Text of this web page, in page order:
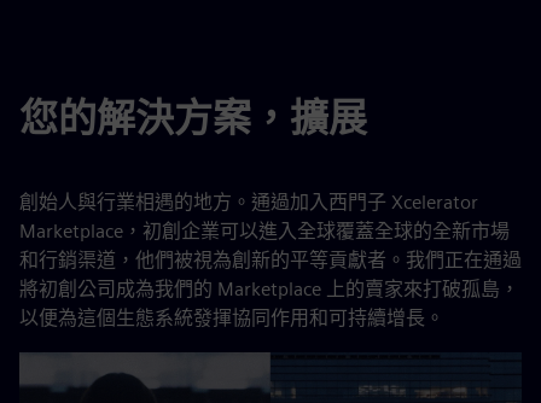
您的解決方案，擴展
創始人與行業相遇的地方。通過加入西門子 Xcelerator
Marketplace，初創企業可以進入全球覆蓋全球的全新市場
和行銷渠道，他們被視為創新的平等貢獻者。我們正在通過
將初創公司成為我們的 Marketplace 上的賣家來打破孤島，
以便為這個生態系統發揮協同作用和可持續增長。